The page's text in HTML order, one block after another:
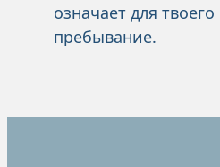
означает для
пребывание.